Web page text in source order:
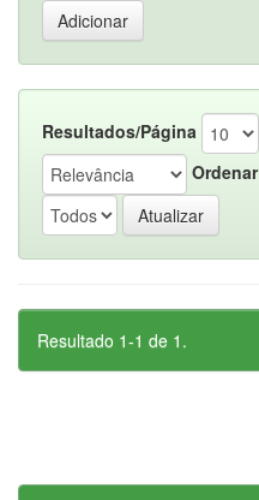
Resultados/Página
Ordenar
Resultado 1-1 de 1.